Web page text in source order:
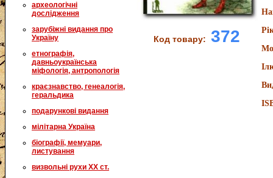
археологічні
дослідження
зарубіжні видання про
Україну
етнографія,
давньоукраїнська
міфологія, антропологія
краєзнавство, генеалогія,
геральдика
подарункові видання
мілітарна Україна
біографії, мемуари,
листування
визвольні рухи XX ст.
Код товару: 372